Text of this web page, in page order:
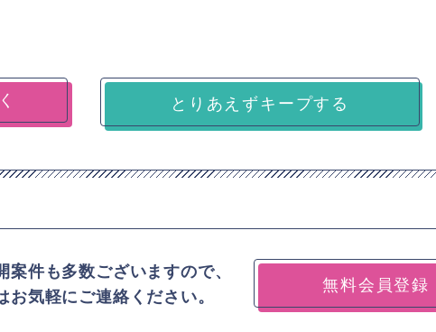
とりあえずキープする
件も多数ございますので、
気軽にご連絡ください。
無料会員登録